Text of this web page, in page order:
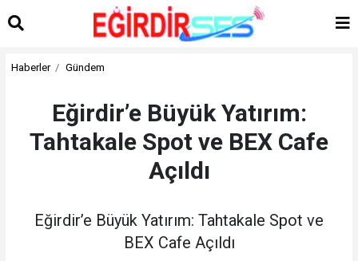
Haberler Gündem
Eğirdir’e Büyük Yatırım:
Tahtakale Spot ve BEX Cafe
Açıldı
Eğirdir’e Büyük Yatırım: Tahtakale Spot ve
BEX Cafe Açıldı